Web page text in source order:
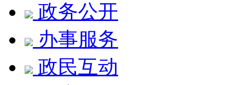
政务公开
办事服务
政民互动